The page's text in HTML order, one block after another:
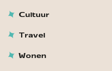
Cultuur
Travel
Wonen